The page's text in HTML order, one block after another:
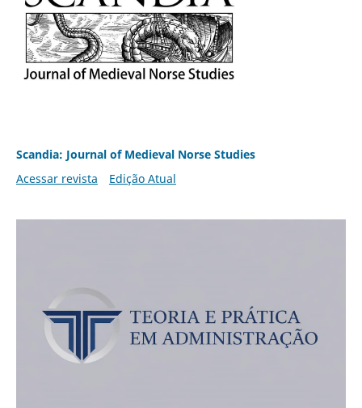
Scandia: Journal of Medieval Norse Studies
Acessar revista
Edição Atual